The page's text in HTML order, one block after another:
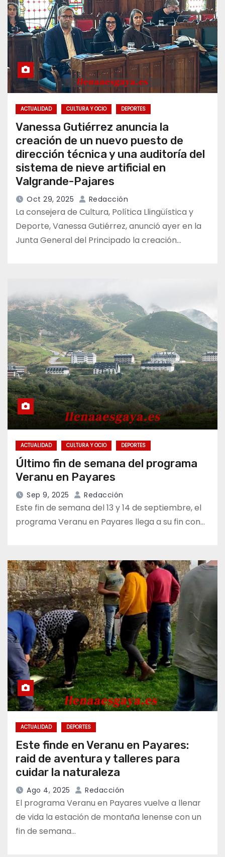
ACTUALIDAD CULTURA Y OCIO DEPORTES
Vanessa Gutiérrez anuncia la
creación de un nuevo puesto de
dirección técnica y una auditoría del
sistema de nieve artificial en
Valgrande-Pajares
Oct 29, 2025 Redacción
La consejera de Cultura, Política Llingüística y
Deporte, Vanessa Gutiérrez, anunció ayer en la
Junta General del Principado la creación…
ACTUALIDAD CULTURA Y OCIO DEPORTES
Último fin de semana del programa
Veranu en Payares
Sep 9, 2025 Redacción
Este fin de semana del 13 y 14 de septiembre, el
programa Veranu en Payares llega a su fin con…
ACTUALIDAD DEPORTES
Este finde en Veranu en Payares:
raid de aventura y talleres para
cuidar la naturaleza
Ago 4, 2025 Redacción
El programa Veranu en Payares vuelve a llenar
de vida la estación de montaña lenense con un
fin de semana…